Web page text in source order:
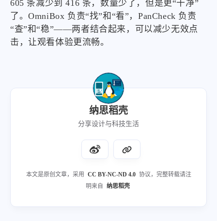
605 条减少到 416 条，数量少了，但是更“干净”
了。OmniBox 负责“找”和“看”，PanCheck 负责
“查”和“稳”——两者结合起来，可以减少无效点
击，让观看体验更流畅。
纳思稻壳
分享设计与科技生活
本文是原创文章，采用 CC BY-NC-ND 4.0 协议，完整转载请注
明来自
纳思稻壳